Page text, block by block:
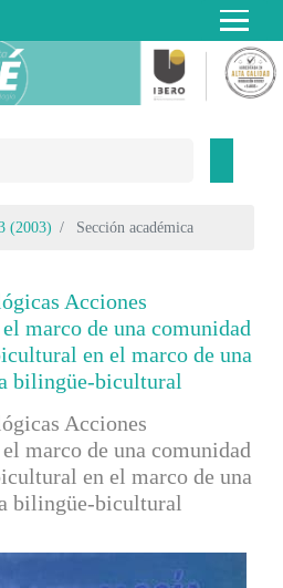
(2003) Sección académica
Acciones
marco de una comunidad
en el marco de una
bilingüe-bicultural
Acciones
marco de una comunidad
en el marco de una
bilingüe-bicultural